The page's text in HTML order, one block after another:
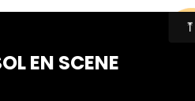
EN SCENE